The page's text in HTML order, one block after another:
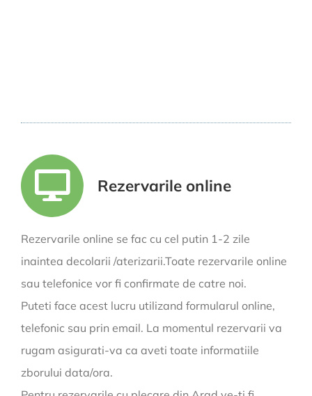
Rezervarile online
Rezervarile online se fac cu cel putin 1-2 zile
inaintea decolarii /aterizarii.Toate rezervarile online
sau telefonice vor fi confirmate de catre noi.
Puteti face acest lucru utilizand formularul online,
telefonic sau prin email. La momentul rezervarii va
rugam asigurati-va ca aveti toate informatiile
zborului data/ora.